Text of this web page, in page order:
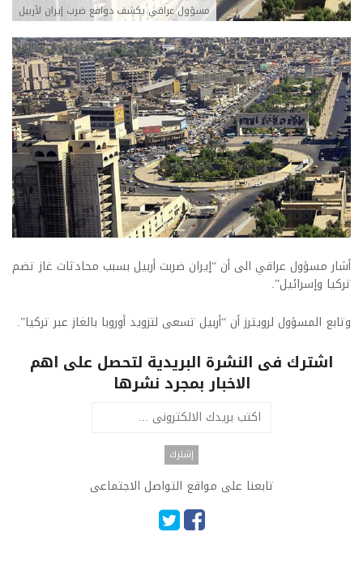
مسؤول عراقي يكشف دوافع ضرب إيران لأربيل
أشار مسؤول عراقي الى أن “إيران ضربت أربيل بسبب محادثات غاز تضم
تركيا وإسرائيل”.
وتابع المسؤول لرويترز أن “أربيل تسعى لتزويد أوروبا بالغاز عبر تركيا”.
اشترك فى النشرة البريدية لتحصل على اهم
الاخبار بمجرد نشرها
تابعنا على مواقع التواصل الاجتماعى